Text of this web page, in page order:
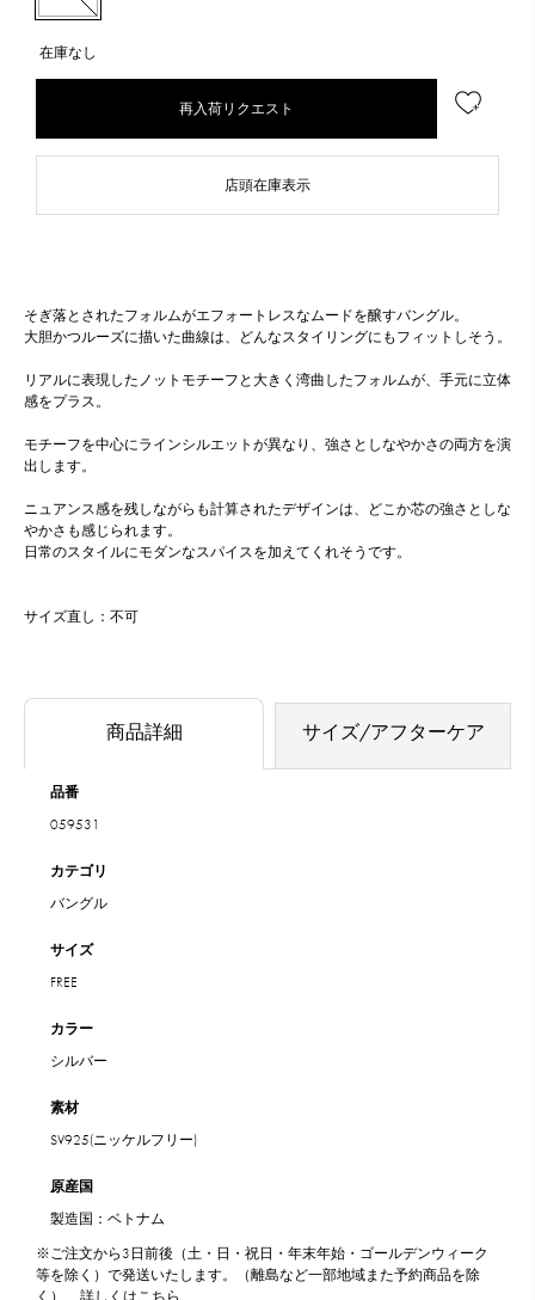
在庫なし
再入荷リクエスト
店頭在庫表示
そぎ落とされたフォルムがエフォートレスなムードを醸すバングル。
大胆かつルーズに描いた曲線は、どんなスタイリングにもフィットしそう。
リアルに表現したノットモチーフと大きく湾曲したフォルムが、手元に立体
感をプラス。
モチーフを中心にラインシルエットが異なり、強さとしなやかさの両方を演
出します。
ニュアンス感を残しながらも計算されたデザインは、どこか芯の強さとしな
やかさも感じられます。
日常のスタイルにモダンなスパイスを加えてくれそうです。
サイズ直し：不可
商品詳細 サイズ/アフターケア
品番
059531
カテゴリ
バングル
サイズ
FREE
カラー
シルバー
素材
SV925(ニッケルフリー)
原産国
製造国：ベトナム
※ご注文から3日前後（土・日・祝日・年末年始・ゴールデンウィーク
等を除く）で発送いたします。（離島など一部地域また予約商品を除
く）
詳しくはこちら